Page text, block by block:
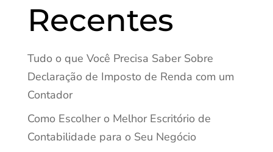
Recentes
Tudo o que Você Precisa Saber Sobre
Declaração de Imposto de Renda com um
Contador
Como Escolher o Melhor Escritório de
Contabilidade para o Seu Negócio